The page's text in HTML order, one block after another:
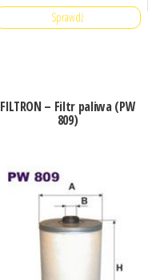
Sprawdź
FILTRON – Filtr paliwa (PW
809)